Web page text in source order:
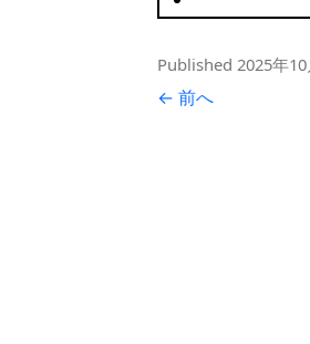
Published 2025年
← 前へ